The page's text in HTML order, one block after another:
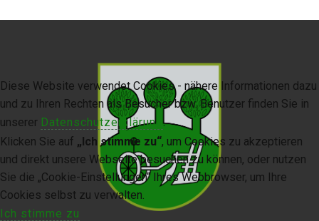
Wirtschaft
Impressum
Datenschutzerklärung
Diese Website verwendet Cookies - nähere Informationen dazu
und zu Ihren Rechten als Besucher bzw. Benutzer finden Sie in
unserer Datenschutzerklärung.
Klicken Sie auf „Ich stimme zu“, um Cookies zu akzeptieren
und direkt unsere Webseite besuchen zu können, oder nutzen
Sie die „Cookie-Einstellungen“ Ihres Webbrowser, um Ihre
Cookies selbst zu verwalten.
Ich stimme zu